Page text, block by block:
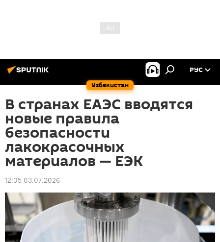
Узбекистан
РУС
В странах ЕАЭС вводятся
новые правила
безопасности
лакокрасочных
материалов — ЕЭК
12:05 03.07.2026